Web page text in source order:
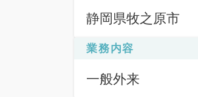
静岡県牧之原市
業務内容
一般外来